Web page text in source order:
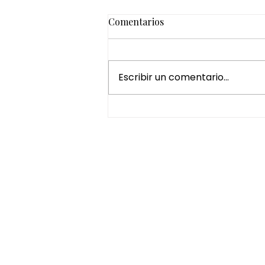
Comentarios
Escribir un comentario...